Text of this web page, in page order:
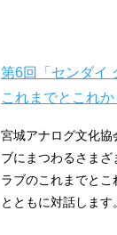
第6回「センダイ
これまでとこれか
宮城アナログ文化協
ブにまつわるさまざ
ラブのこれまでと
とともに対話します